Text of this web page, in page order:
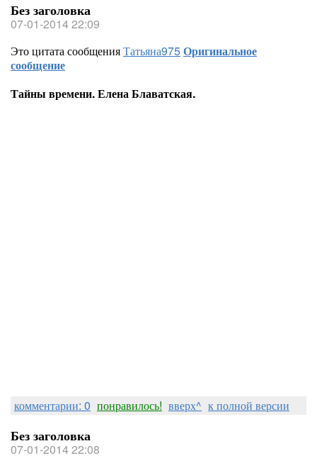
Без заголовка
07-01-2014 22:09
Это цитата сообщенияТатьяна975Оригинальное
сообщение
Тайны времени. Елена Блаватская.
комментарии: 0 понравилось! вверх^ к полной версии
Без заголовка
07-01-2014 22:08